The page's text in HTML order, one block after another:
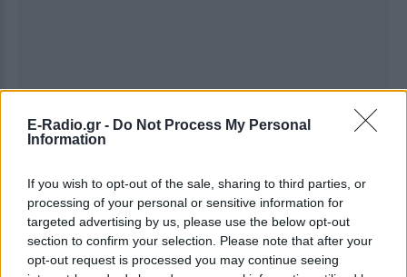
E-Radio.gr - Do Not Process My Personal
Information
If you wish to opt-out of the sale, sharing to third parties, or
processing of your personal or sensitive information for
targeted advertising by us, please use the below opt-out
section to confirm your selection. Please note that after your
opt-out request is processed you may continue seeing